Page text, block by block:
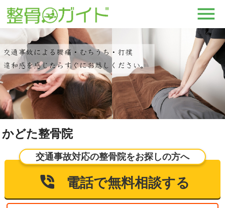
かどた整骨院
交通事故対応の整骨院をお探しの方へ
電話で無料相談する